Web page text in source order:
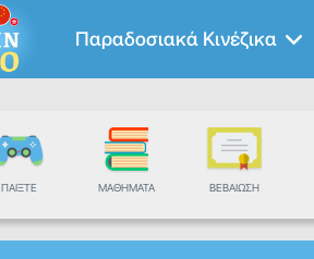
Παραδοσιακά Κινέζικα
ΠΑΊΞΤΕ ΜΑΘΉΜΑΤΑ ΒΕΒΑΊΩΣΗ